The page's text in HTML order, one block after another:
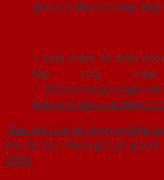
gia-cua-thep-chong-
> Xem thêm 10 điều
lắp cửa thép
: https://
biet-khi-lap-cua-thep-
Báo giá cửa gỗ công nghiệp
Đại lý cửa nhựa giả gỗ giá
2020